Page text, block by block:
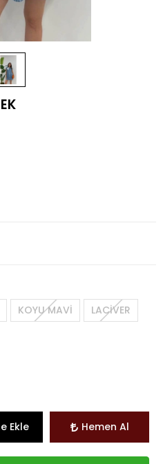
KOYU MAVİ
LACİVER
Ekle Hemen Al